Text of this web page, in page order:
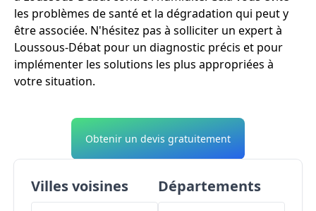
les problèmes de santé et la dégradation qui peut y
être associée. N'hésitez pas à solliciter un expert à
Loussous-Débat pour un diagnostic précis et pour
implémenter les solutions les plus appropriées à
votre situation.
Obtenir un devis gratuitement
Villes voisines Départements